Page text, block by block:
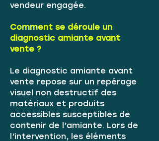
vendeur engagée.
Comment se déroule un
diagnostic amiante avant
vente ?
Le diagnostic amiante avant
vente repose sur un repérage
visuel non destructif des
matériaux et produits
accessibles susceptibles de
contenir de l’amiante. Lors de
l’intervention, les éléments